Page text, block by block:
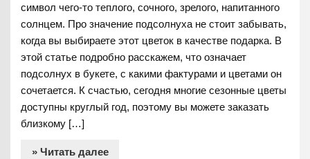
символ чего-то теплого, сочного, зрелого, напитанного
солнцем. Про значение подсолнуха не стоит забывать,
когда вы выбираете этот цветок в качестве подарка. В
этой статье подробно расскажем, что означает
подсолнух в букете, с какими фактурами и цветами он
сочетается. К счастью, сегодня многие сезонные цветы
доступны круглый год, поэтому вы можете заказать
близкому […]
» Читать далее